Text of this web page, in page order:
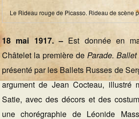
Le Rideau rouge de Picasso. Rideau de scène
18 mai 1917. – Est donnée en
Châtelet la première de Parade.
présenté par les Ballets Russes de
argument de Jean Cocteau, illustré
Satie, avec des décors et des
une chorégraphie de Léonide